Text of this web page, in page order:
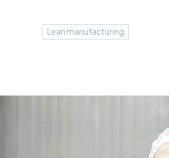
Lean manufacturing